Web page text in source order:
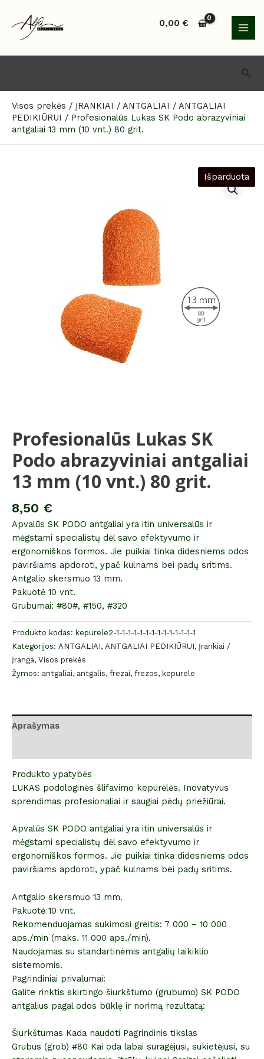
turinio
0,00€
Visos prekės / ĮRANKIAI / ANTGALIAI / ANTGALIAI
PEDIKIŪRUI / Profesionalūs Lukas SK Podo abrazyviniai
antgaliai 13 mm (10 vnt.) 80 grit.
Išparduota
Profesionalūs Lukas SK
Podo abrazyviniai antgaliai
13 mm (10 vnt.) 80 grit.
8,50 €
Apvalūs SK PODO antgaliai yra itin universalūs ir
mėgstami specialistų dėl savo efektyvumo ir
ergonomiškos formos. Jie puikiai tinka didesniems odos
paviršiams apdoroti, ypač kulnams bei padų sritims.
Antgalio skersmuo 13 mm.
Pakuotė 10 vnt.
Grubumai: #80#, #150, #320
Produkto kodas: kepurele2-1-1-1-1-1-1-1-1-1-1-1-1-1-1
Kategorijos: ANTGALIAI, ANTGALIAI PEDIKIŪRUI, Įrankiai /
Įranga, Visos prekės
Žymos: antgaliai, antgalis, frezai, frezos, kepurele
Aprašymas
Produkto ypatybės
LUKAS podologinės šlifavimo kepurėlės. Inovatyvus
sprendimas profesionaliai ir saugiai pėdų priežiūrai.
Apvalūs SK PODO antgaliai yra itin universalūs ir
mėgstami specialistų dėl savo efektyvumo ir
ergonomiškos formos. Jie puikiai tinka didesniems odos
paviršiams apdoroti, ypač kulnams bei padų sritims.
Antgalio skersmuo 13 mm.
Pakuotė 10 vnt.
Rekomenduojamas sukimosi greitis: 7 000 – 10 000
aps./min (maks. 11 000 aps./min).
Naudojamas su standartinėmis antgalių laikiklio
sistemomis.
Pagrindiniai privalumai:
Galite rinktis skirtingo šiurkštumo (grubumo) SK PODO
antgalius pagal odos būklę ir norimą rezultatą:
Šiurkštumas Kada naudoti Pagrindinis tikslas
Grubus (grob) #80 Kai oda labai suragėjusi, sukietėjusi, su